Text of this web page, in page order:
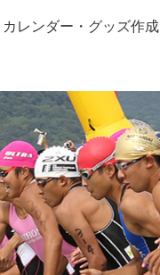
カレンダー・グッズ作成